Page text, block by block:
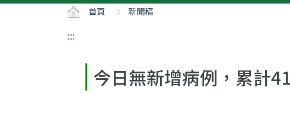
首頁 新聞稿
:::
今日無新增病例，累計